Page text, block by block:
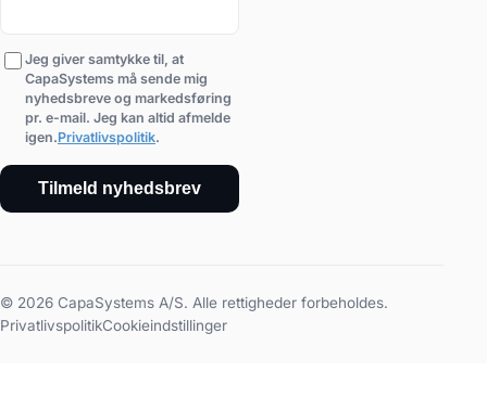
Jeg giver samtykke til, at
CapaSystems må sende mig
nyhedsbreve og markedsføring
pr. e-mail. Jeg kan altid afmelde
igen.Privatlivspolitik.
Tilmeld nyhedsbrev
© 2026 CapaSystems A/S. Alle rettigheder forbeholdes.
PrivatlivspolitikCookieindstillinger